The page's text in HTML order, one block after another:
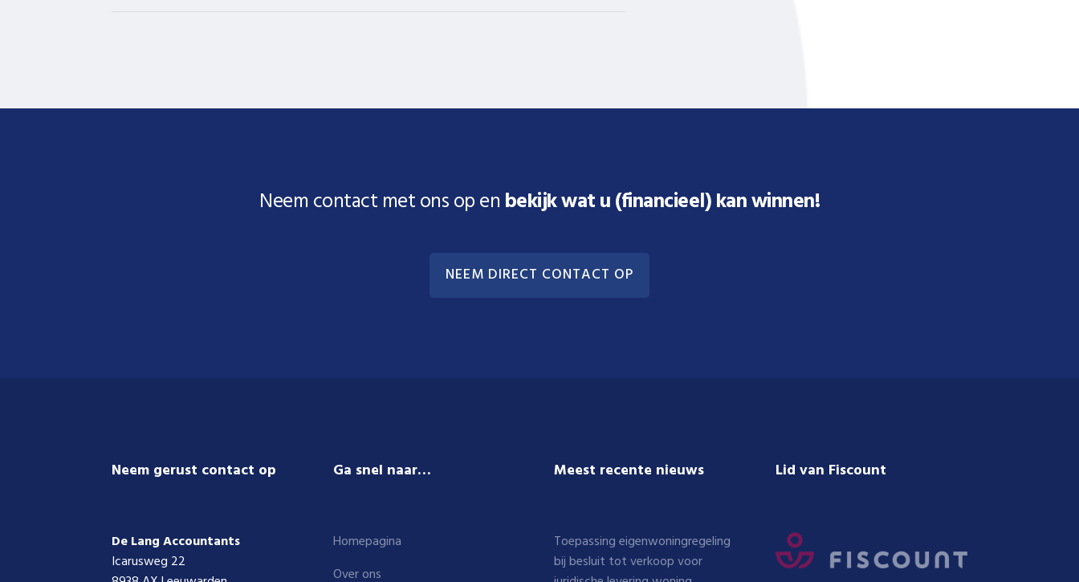
Neem contact met ons op en bekijk wat u (financieel) kan winnen!
NEEM DIRECT CONTACT OP
Neem gerust contact op
De Lang Accountants
Icarusweg 22
Ga snel naar…
Homepagina
Over ons
Meest recente nieuws
Toepassing eigenwoningregeling
bij besluit tot verkoop voor
Lid van Fiscount